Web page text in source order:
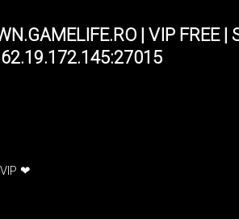
| VIP FREE |
VIP ❤